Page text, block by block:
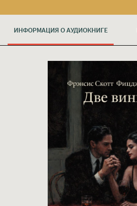
ИНФОРМАЦИЯ О АУДИОКНИГЕ